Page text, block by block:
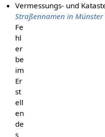
Vermessungs- und
Straßennamen in
Fe
hl
er
be
im
Er
st
ell
en
de
s